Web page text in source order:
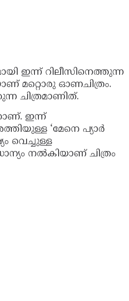
ഇന്ന് റിലീസിനെത്തുന്ന
മറ്റൊരു ഓണചിത്രം.
ചിത്രമാണിത്.
ഇന്ന്
‘മേനെ പ്യാർ
വെച്ചുള്ള
നൽകിയാണ് ചിത്രം